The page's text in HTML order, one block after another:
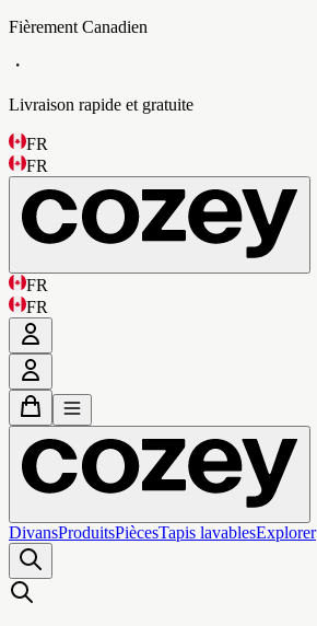
Fièrement Canadien
・
Livraison rapide et gratuite
FR
FR
FR
FR
DivansProduitsPiècesTapis lavablesExplorer